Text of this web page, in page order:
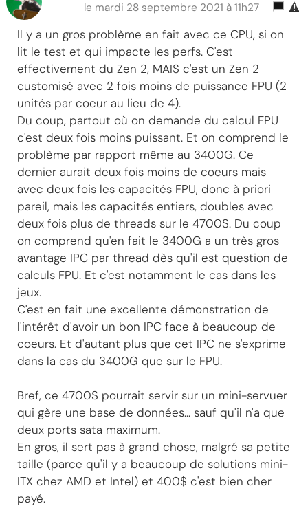
le mardi 28 septembre 2021 à 11h27
Il y a un gros problème en fait avec ce CPU, si on
lit le test et qui impacte les perfs. C'est
effectivement du Zen 2, MAIS c'est un Zen 2
customisé avec 2 fois moins de puissance FPU (2
unités par coeur au lieu de 4).
Du coup, partout où on demande du calcul FPU
c'est deux fois moins puissant. Et on comprend le
problème par rapport même au 3400G. Ce
dernier aurait deux fois moins de coeurs mais
avec deux fois les capacités FPU, donc à priori
pareil, mais les capacités entiers, doubles avec
deux fois plus de threads sur le 4700S. Du coup
on comprend qu'en fait le 3400G a un très gros
avantage IPC par thread dès qu'il est question de
calculs FPU. Et c'est notamment le cas dans les
jeux.
C'est en fait une excellente démonstration de
l'intérêt d'avoir un bon IPC face à beaucoup de
coeurs. Et d'autant plus que cet IPC ne s'exprime
dans la cas du 3400G que sur le FPU.
Bref, ce 4700S pourrait servir sur un mini-servuer
qui gère une base de données... sauf qu'il n'a que
deux ports sata maximum.
En gros, il sert pas à grand chose, malgré sa petite
taille (parce qu'il y a beaucoup de solutions mini-
ITX chez AMD et Intel) et 400$ c'est bien cher
payé.